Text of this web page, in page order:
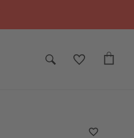
favorite_border